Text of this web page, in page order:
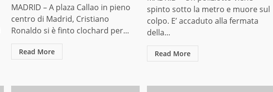
MADRID – A plaza Callao in pieno
centro di Madrid, Cristiano
Ronaldo si è finto clochard per...
Read More
spinto sotto la metro e muore sul
colpo. E’ accaduto alla fermata
della...
Read More